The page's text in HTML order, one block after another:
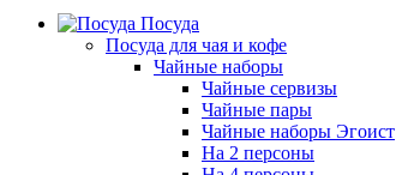
Посуда
Посуда для чая и кофе
Чайные наборы
Чайные сервизы
Чайные пары
Чайные наборы Эгоист
На 2 персоны